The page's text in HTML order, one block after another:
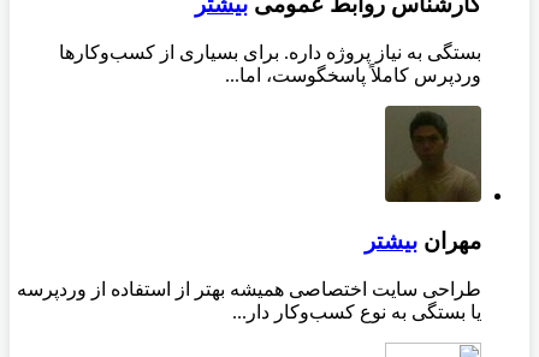
بستگی به نیاز پروژه داره. برای بسیاری از کسب‌وکارها
وردپرس کاملاً پاسخگوست، اما...
مهران بیشتر
طراحی سایت اختصاصی همیشه بهتر از استفاده از وردپرسه
یا بستگی به نوع کسب‌وکار دار...